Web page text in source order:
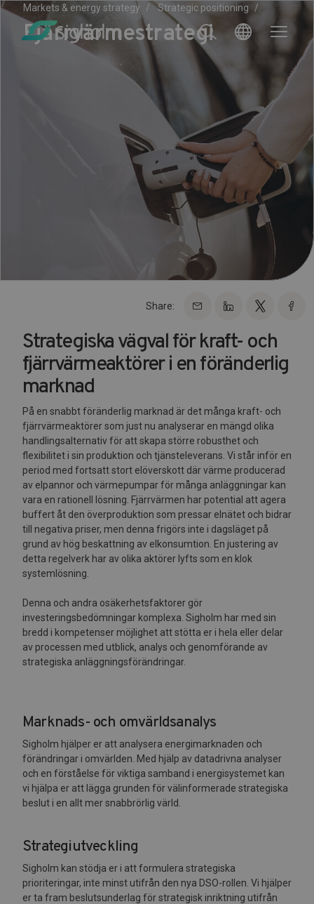
Markets & energy strategy Strategic positioning
Fjärrvärmestrategi
Share:
Strategiska vägval för kraft- och
fjärrvärmeaktörer i en föränderlig
marknad
På en snabbt föränderlig marknad är det många kraft- och
fjärrvärmeaktörer som just nu analyserar en mängd olika
handlingsalternativ för att skapa större robusthet och
flexibilitet i sin produktion och tjänsteleverans. Vi står inför en
period med fortsatt stort elöverskott där värme producerad
av elpannor och värmepumpar för många anläggningar kan
vara en rationell lösning. Fjärrvärmen har potential att agera
buffert åt den överproduktion som pressar elnätet och bidrar
till negativa priser, men denna frigörs inte i dagsläget på
grund av hög beskattning av elkonsumtion. En justering av
detta regelverk har av olika aktörer lyfts som en klok
systemlösning.
Denna och andra osäkerhetsfaktorer gör
investeringsbedömningar komplexa. Sigholm har med sin
bredd i kompetenser möjlighet att stötta er i hela eller delar
av processen med utblick, analys och genomförande av
strategiska anläggningsförändringar.
Marknads- och omvärldsanalys
Sigholm hjälper er att analysera energimarknaden och
förändringar i omvärlden. Med hjälp av datadrivna analyser
och en förståelse för viktiga samband i energisystemet kan
vi hjälpa er att lägga grunden för välinformerade strategiska
beslut i en allt mer snabbrörlig värld.
Strategiutveckling
Sigholm kan stödja er i att formulera strategiska
prioriteringar, inte minst utifrån den nya DSO-rollen. Vi hjälper
er ta fram beslutsunderlag för strategisk inriktning utifrån